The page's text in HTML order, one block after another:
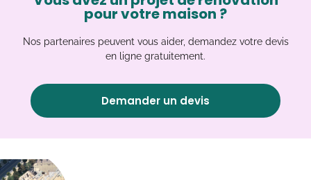
pour votre maison ?
Nos partenaires peuvent vous aider, demandez votre devis
en ligne gratuitement.
Demander un devis